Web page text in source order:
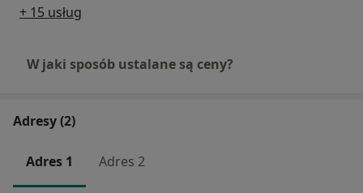
+ 15 usług
W jaki sposób ustalane są ceny?
Adresy (2)
Adres 1 Adres 2